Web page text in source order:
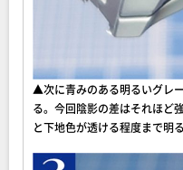
▲次に青みのある明るいグレ
る。今回陰影の差はそれほど
と下地色が透ける程度まで明